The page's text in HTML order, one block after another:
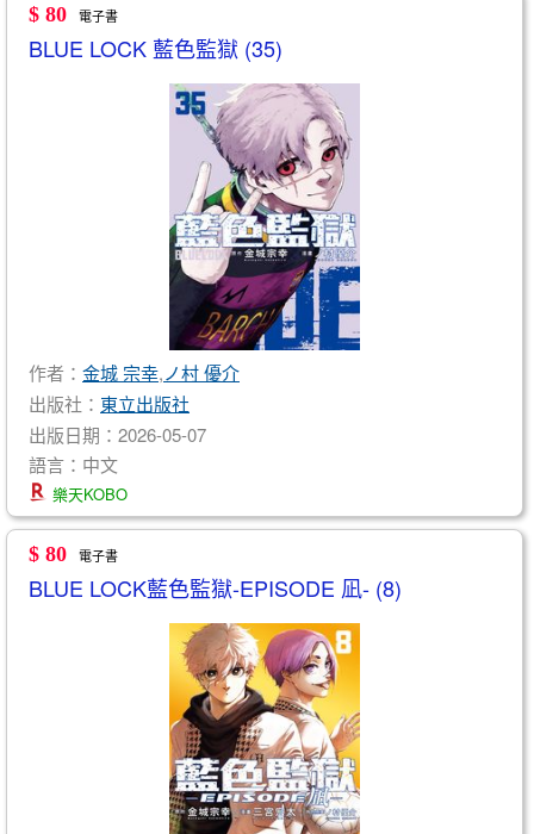
$ 80 電子書
BLUE LOCK 藍色監獄 (35)
作者： 金城 宗幸,ノ村 優介
出版社： 東立出版社
出版日期：2026-05-07
語言：中文
樂天KOBO
$ 80 電子書
BLUE LOCK藍色監獄-EPISODE 凪- (8)